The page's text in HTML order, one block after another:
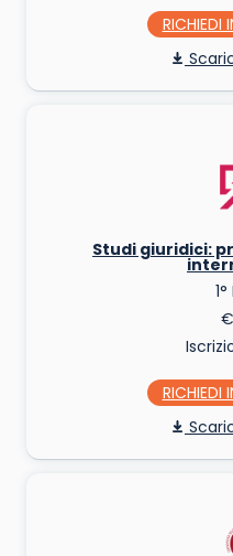
RICHIEDI
Studi giuridici:
RICHIEDI